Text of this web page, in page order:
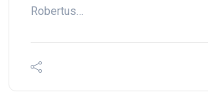
Robertus…